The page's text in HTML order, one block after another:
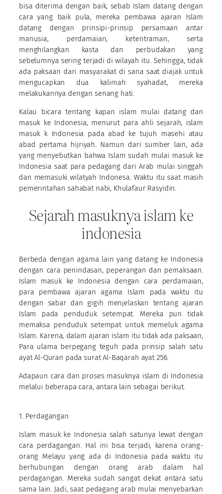
bisa diterima dengan baik, sebab Islam datang dengan
cara yang baik pula, mereka pembawa ajaran Islam
datang dengan prinsipi-prinsip persamaan antar
manusia, perdamaian, ketentraman, serta
menghilangkan kasta dan perbudakan yang
sebelumnya sering terjadi di wilayah itu. Sehingga, tidak
ada paksaan dari masyarakat di sana saat diajak untuk
mengucapkan dua kalimah syahadat, mereka
melakukannya dengan senang hati.
Kalau bicara tentang kapan islam mulai datang dan
masuk ke Indonesia, menurut para ahli sejarah, islam
masuk k Indonesia pada abad ke tujuh masehi atau
abad pertama hijriyah. Namun dari sumber lain, ada
yang menyebutkan bahwa Islam sudah mulai masuk ke
Indonesia saat para pedagang dari Arab mulai singgah
dan memasuki wilatyah Indonesa. Waktu itu saat masih
pemerintahan sahabat nabi, Khulafaur Rasyidin.
Sejarah masuknya islam ke
indonesia
Berbeda dengan agama lain yang datang ke Indonesia
dengan cara penindasan, peperangan dan pemaksaan.
Islam masuk ke Indonesia dengan cara perdamaian,
para pembawa ajaran agama Islam pada waktu itu
dengan sabar dan gigih menjelaskan tentang ajaran
Islam pada penduduk setempat. Mereka pun tidak
memaksa penduduk setempat untuk memeluk agama
Islam. Karena, dalam ajaran islam itu tidak ada paksaan,
Para ulama berpegang teguh pada prinsip salah satu
ayat Al-Quran pada surat Al-Baqarah ayat 256.
Adapaun cara dan proses masuknya islam di Indonesia
melalui beberapa cara, antara lain sebagai berikut.
1. Perdagangan
Islam masuk ke Indonesia salah satunya lewat dengan
cara perdagangan. Hal ini bisa terjadi, karena orang-
orang Melayu yang ada di Indonesia pada waktu itu
berhubungan dengan orang arab dalam hal
perdagangan. Mereka sudah sangat dekat antara satu
sama lain. Jadi, saat pedagang arab mulai menyebarkan